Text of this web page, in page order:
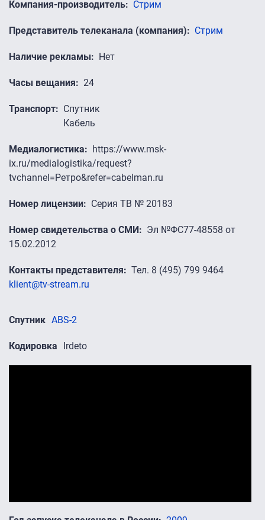
Компания-производитель Стрим
Представитель телеканала (компания) Стрим
Наличие рекламы Нет
Часы вещания 24
Транспорт
Спутник
Кабель
Медиалогистика
https://www.msk-
ix.ru/medialogistika/request?
tvchannel=Ретро&refer=cabelman.ru
Номер лицензии Серия ТВ № 20183
Номер свидетельства о СМИ
Эл №ФС77-48558 от
15.02.2012
Контакты представителя
Тел. 8 (495) 799 9464
klient@tv-stream.ru
Спутник ABS-2
Кодировка Irdeto